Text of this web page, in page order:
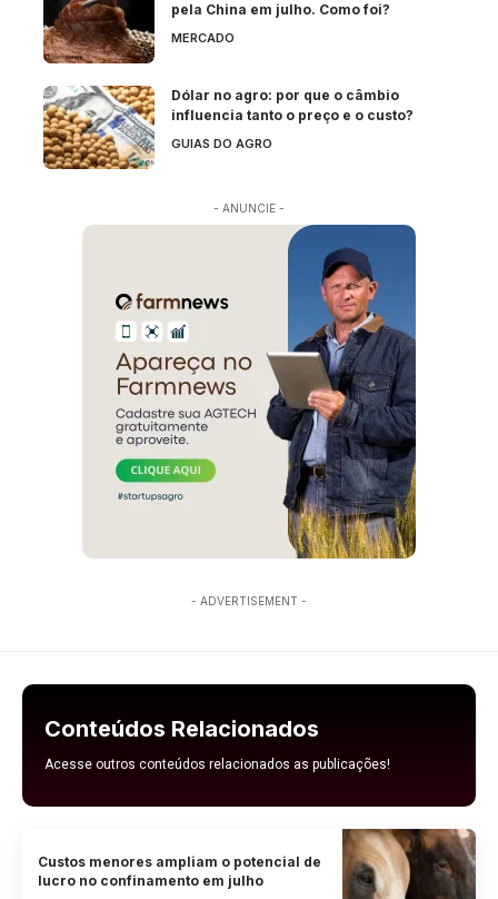
pela China em julho. Como foi?
MERCADO
Dólar no agro: por que o câmbio
influencia tanto o preço e o custo?
GUIAS DO AGRO
- ANUNCIE -
- ADVERTISEMENT -
Conteúdos Relacionados
Acesse outros conteúdos relacionados as publicações!
Custos menores ampliam o potencial de
lucro no confinamento em julho